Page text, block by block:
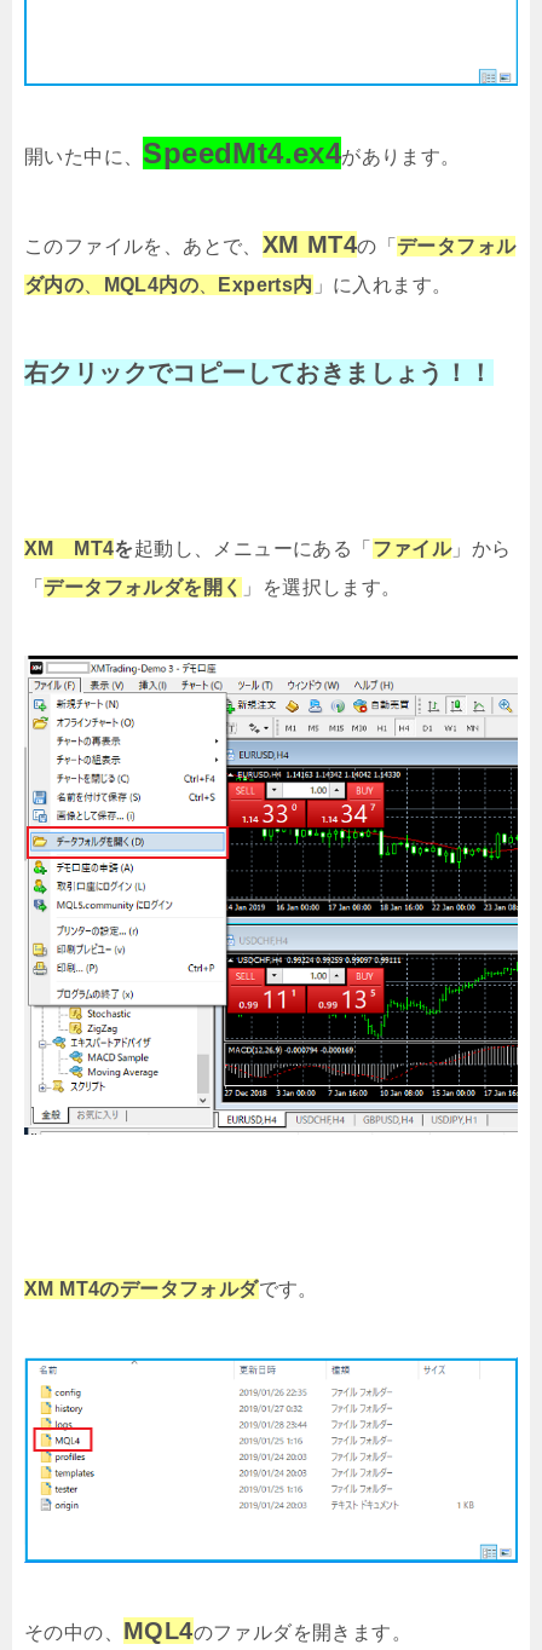
開いた中に、 SpeedMt4.ex4があります。
このファイルを、あとで、 XM MT4の「 データフォル
ダ内の
MQL4内の Experts内 」に入れます。
右クリックでコピーしておきましょう！！
XM MT4を起動し、メニューにある「 ファイル」から
「 データフォルダを開く 」を選択します。
XM MT4のデータフォルダです。
その中の、 MQL4のファルダを開きます。